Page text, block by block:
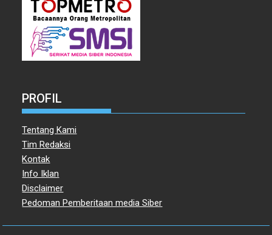
PROFIL
Tentang Kami
Tim Redaksi
Kontak
Info Iklan
Disclaimer
Pedoman Pemberitaan media Siber